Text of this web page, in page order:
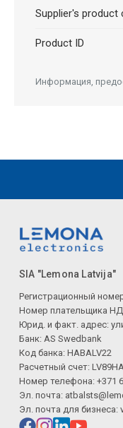
Supplier's product
Product ID
Информация,
SIA "Lemona Latvija"
Регистрационный
Номер плательщика
Юрид. и факт. адрес:
Банк: AS Swedbank
Код банка: HABALV22
Расчетный счет:
Номер телефона: +371
Эл. почта:
Эл. почта для бизнеса: